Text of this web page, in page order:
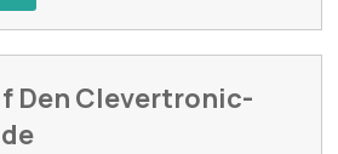
Den Clevertronic-